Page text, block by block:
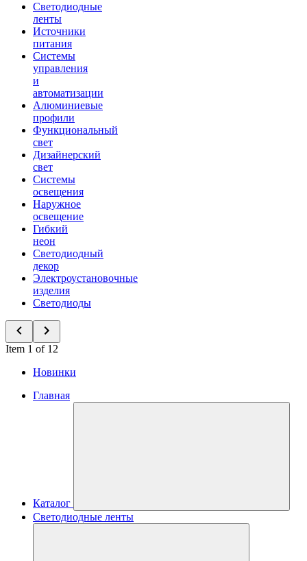
Светодиодные
ленты
Источники
питания
Системы
управления
и
автоматизации
Алюминиевые
профили
Функциональный
свет
Дизайнерский
свет
Системы
освещения
Наружное
освещение
Гибкий
неон
Светодиодный
декор
Электроустановочные
изделия
Светодиоды
Item 1 of 12
Новинки
Главная
Каталог
Светодиодные ленты